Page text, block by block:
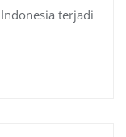
terjadi